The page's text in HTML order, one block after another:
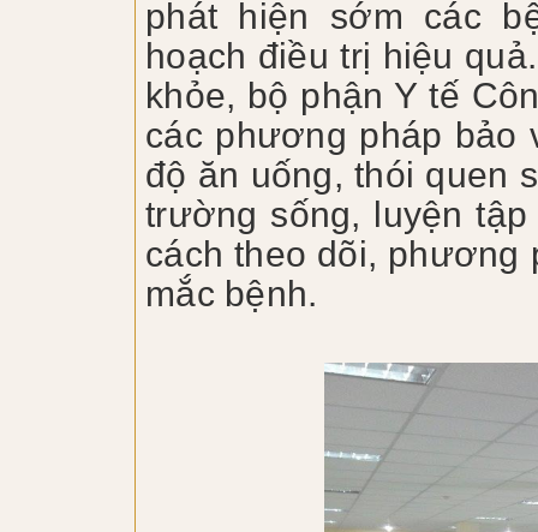
phát hiện sớm các
hoạch điều trị hiệu
khỏe, bộ phận Y tế
các phương pháp bảo
độ ăn uống, thói quen
trường sống, luyện
cách theo dõi, phương
mắc bệnh.